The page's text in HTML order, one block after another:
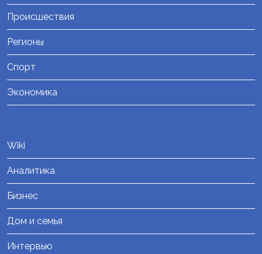
Происшествия
Регионы
Спорт
Экономика
Wiki
Аналитика
Бизнес
Дом и семья
Интервью